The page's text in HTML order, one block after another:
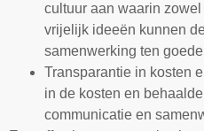
cultuur aan waarin
vrijelijk ideeën kunnen
samenwerking ten
Transparantie in kosten
in de kosten en
communicatie en